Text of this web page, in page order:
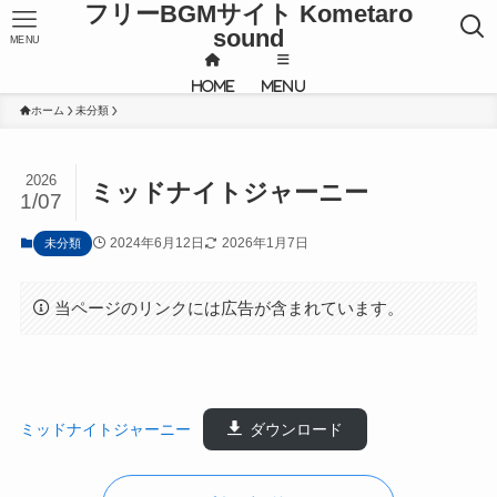
フリーBGMサイト Kometaro
sound
MENU
HOME MENU
ホーム 未分類
ミッドナイトジャーニー
2026
1/07
未分類 2024年6月12日 2026年1月7日
当ページのリンクには広告が含まれています。
ミッドナイトジャーニー ダウンロード